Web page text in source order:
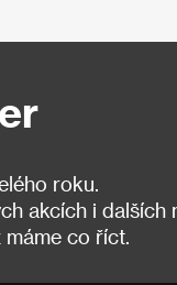
roku.
akcích i dalších
co říct.